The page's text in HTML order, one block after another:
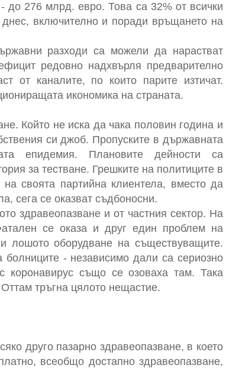
до 276 млрд. евро. Това са 32% от всички
включително и поради връщането на
разходи са можели да нарастват
редовно надхвърля предварително
от каналите, по които парите изтичат.
икономика на страната.
Който не иска да чака половин година и
си джоб. Пропуските в държавната
епидемия. Плановите дейности са
за тестване. Грешките на политиците в
своята партийна клиентела, вместо да
сега се оказват съдбоносни.
здравеопазване и от частния сектор. На
се оказа и друг един проблем на
лошото оборудване на съществуващите.
болниците - независимо дали са сериозно
коронавирус също се озоваха там. Така
тръгна цялото нещастие.
друго пазарно здравеопазване, в което
всеобщо достапно здравеопазване,